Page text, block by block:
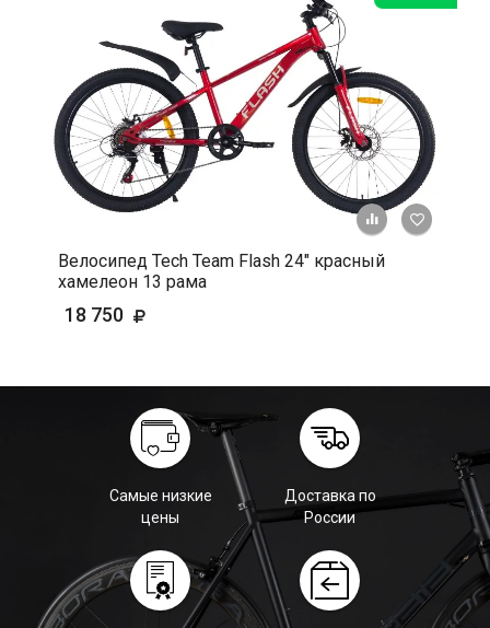
+ К
Велосипед Tech Team Flash 24" красный
хамелеон 13 рама
18 750
Самые низкие
цены
Доставка по
России